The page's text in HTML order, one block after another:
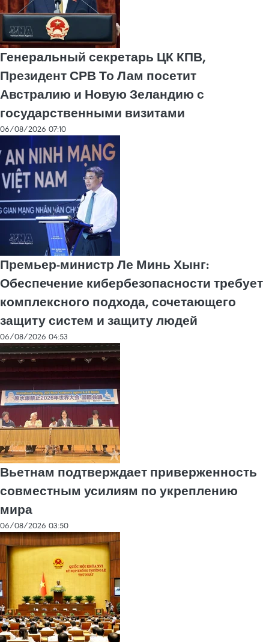
Генеральный секретарь ЦК КПВ,
Президент СРВ То Лам посетит
Австралию и Новую Зеландию с
государственными визитами
06/08/2026 07:10
Премьер-министр Ле Минь Хынг:
Обеспечение кибербезопасности требует
комплексного подхода, сочетающего
защиту систем и защиту людей
06/08/2026 04:53
Вьетнам подтверждает приверженность
совместным усилиям по укреплению
мира
06/08/2026 03:50